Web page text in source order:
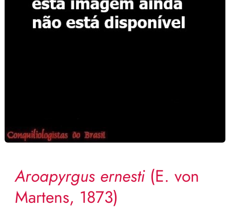
Aroapyrgus ernesti(E. von
Martens, 1873)